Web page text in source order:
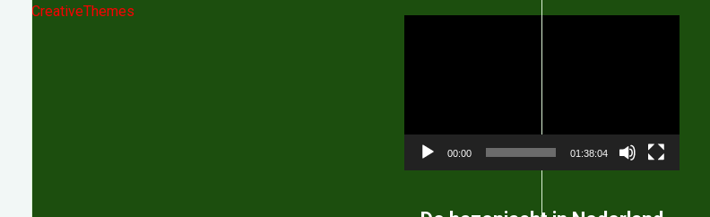
CreativeThemes
00:00 01:38:04